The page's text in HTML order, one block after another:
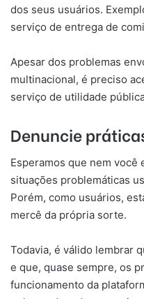
dos seus usuários.
serviço de entrega de
Apesar dos problemas
multinacional, é preciso
serviço de utilidade
Denuncie
Esperamos que nem você
situações problemáticas
Porém, como usuários,
mercê da própria sorte.
Todavia, é válido lembrar
e que, quase sempre, os
funcionamento da